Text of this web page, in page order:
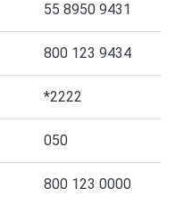
55 8950 9431
800 123 9434
*2222
050
800 123 0000